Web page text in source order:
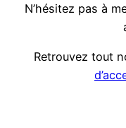
N’hésitez pas à
Retrouvez tout